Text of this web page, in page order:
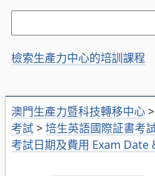
澳門生產力暨科技轉移中心>
考試>培生英語國際証書考
考試日期及費用 Exam Date
檢索生產力中心的培訓課程